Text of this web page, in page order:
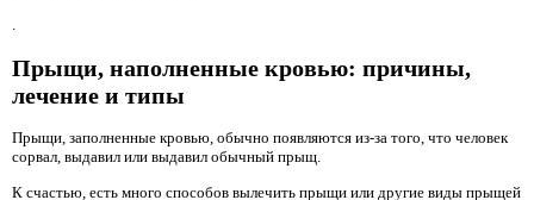
.
Прыщи, наполненные кровью: причины,
лечение и типы
Прыщи, заполненные кровью, обычно появляются из-за того, что человек
сорвал, выдавил или выдавил обычный прыщ.
К счастью, есть много способов вылечить прыщи или другие виды прыщей